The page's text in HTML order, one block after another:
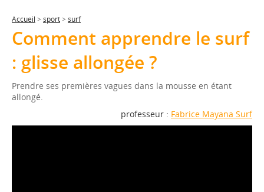
Accueil > sport> surf
Comment apprendre le surf
: glisse allongée ?
Prendre ses premières vagues dans la mousse en étant
allongé.
professeur : Fabrice Mayana Surf